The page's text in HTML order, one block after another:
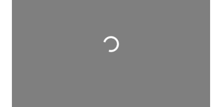
Wird geladen …